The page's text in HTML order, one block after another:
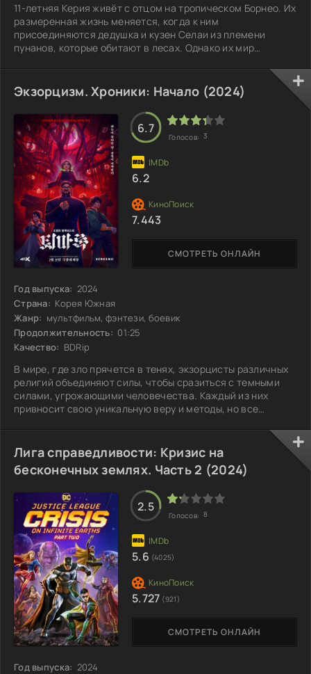
11-летняя Керия живёт с отцом на тропическом Борнео. Их
размеренная жизнь меняется, когда к ним
присоединяются дедушка и кузен Селаи из племени
пунанов, которые обитают в лесах. Однако их мир
родственниками, решает встать на защиту своих земель и
близких. В её борьбе за сохранение родной природы она
обнаруживает нечто удивительное. Что же это за
открытие, способное перевернуть всё?
Экзорцизм. Хроники: Начало (2024)
Год выпуска: 2024
Страна: Корея Южная
Жанр: мультфильм, фэнтези, боевик
Продолжительность: 01:25
Качество: BDRip
В мире, где зло прячется в тенях, экзорцисты различных
религий объединяют силы, чтобы сразиться с темными
силами, угрожающими человечества. Каждый из них
привносит свою уникальную веру и методы, но все
восстановить гармонию. Эти борцы сталкиваются не
только с демонами, но и с собственными страхами и
сомнениями. С каждой новой битвой напряжение растет,
и, погружаясь в мрак, они понимают, что зло не так-то
просто одолеть. В их распоряжении —
СМОТРЕТЬ ОНЛАЙН
6.7
Голосов: 3
6.2
7.443
Лига справедливости: Кризис на
бесконечных землях. Часть 2 (2024)
Год выпуска: 2024
СМОТРЕТЬ ОНЛАЙН
2.5
Голосов: 8
5.6 (4025)
5.727 (921)